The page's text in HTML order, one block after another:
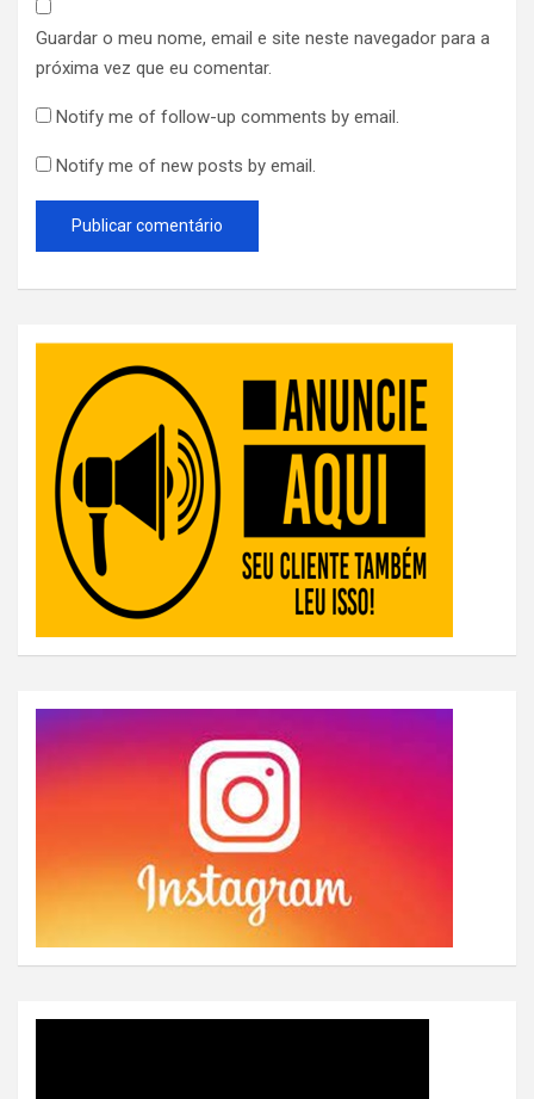
Guardar o meu nome, email e site neste navegador para a
próxima vez que eu comentar.
Notify me of follow-up comments by email.
Notify me of new posts by email.